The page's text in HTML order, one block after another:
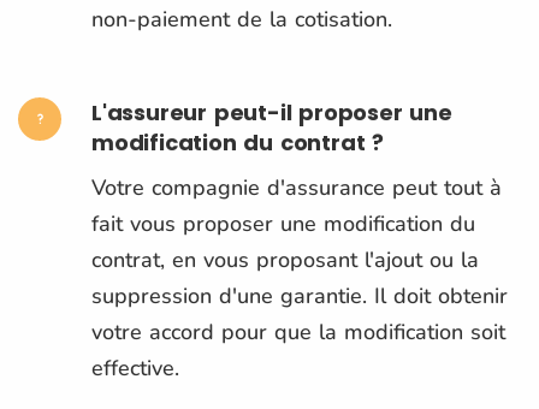
non-paiement de la cotisation.
L'assureur peut-il proposer une
modification du contrat ?
Votre compagnie d'assurance peut tout à
fait vous proposer une modification du
contrat, en vous proposant l'ajout ou la
suppression d'une garantie. Il doit obtenir
votre accord pour que la modification soit
effective.